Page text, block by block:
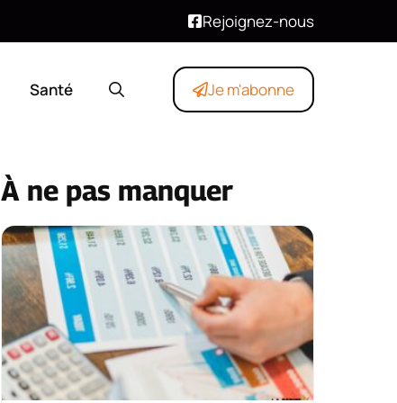
Rejoignez-nous
Santé Je m'abonne
À ne pas manquer